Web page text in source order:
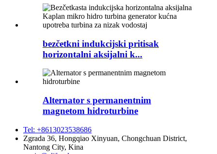
bezčetkni indukcijski pritisak
horizontalni aksijalni k...
Alternator s permanentnim
magnetom hidroturbine
Tel: +8613023538686
Zgrada 36, ​​Hongqiao Xinyuan, Chongchuan District,
Nantong City, Kina